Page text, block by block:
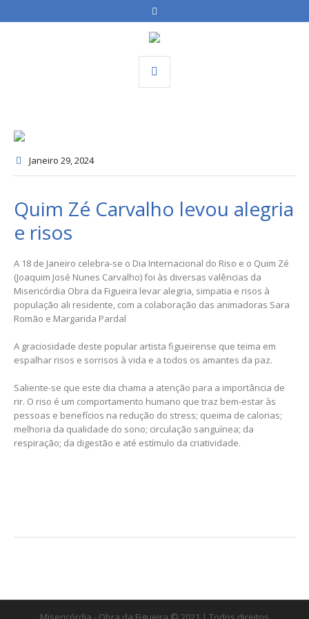
Janeiro 29, 2024
Quim Zé Carvalho levou alegria
e risos
A 18 de Janeiro celebra-se o Dia Internacional do Riso e o Quim Zé
(Joaquim José Nunes Carvalho) foi às diversas valências da
Misericórdia Obra da Figueira levar alegria, simpatia e risos à
população ali residente, com a colaboração das animadoras Sara
Romão e Margarida Pardal
A graciosidade deste popular artista figueirense que teima em
espalhar risos e sorrisos à vida e a todos os amantes da paz.
Saliente-se que este dia chama a atenção para a importância de
rir. O riso é um comportamento humano que traz bem-estar às
pessoas e benefícios na redução do stress; queima de calorias;
melhoria da qualidade do sono; circulação sanguínea; da
respiração; da digestão e até estímulo da criatividade.